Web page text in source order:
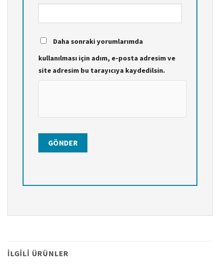
Daha sonraki yorumlarımda
kullanılması için adım, e-posta adresim ve
site adresim bu tarayıcıya kaydedilsin.
İLGILI ÜRÜNLER